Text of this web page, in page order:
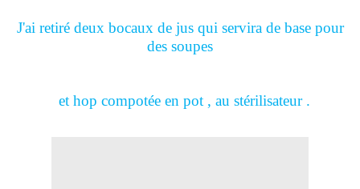
J'ai retiré deux bocaux de jus qui servira de base pour
des soupes
et hop compotée en pot , au stérilisateur .